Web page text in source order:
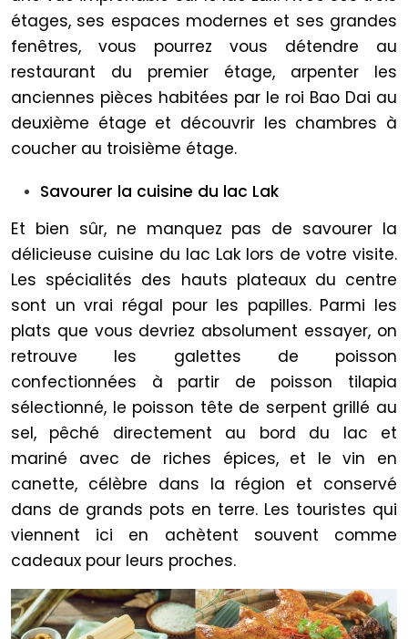
étages, ses espaces modernes et ses grandes
fenêtres, vous pourrez vous détendre au
restaurant du premier étage, arpenter les
anciennes pièces habitées par le roi Bao Dai au
deuxième étage et découvrir les chambres à
coucher au troisième étage.
Savourer la cuisine du lac Lak
Et bien sûr, ne manquez pas de savourer la
délicieuse cuisine du lac Lak lors de votre visite.
Les spécialités des hauts plateaux du centre
sont un vrai régal pour les papilles. Parmi les
plats que vous devriez absolument essayer, on
retrouve les galettes de poisson
confectionnées à partir de poisson tilapia
sélectionné, le poisson tête de serpent grillé au
sel, pêché directement au bord du lac et
mariné avec de riches épices, et le vin en
canette, célèbre dans la région et conservé
dans de grands pots en terre. Les touristes qui
viennent ici en achètent souvent comme
cadeaux pour leurs proches.